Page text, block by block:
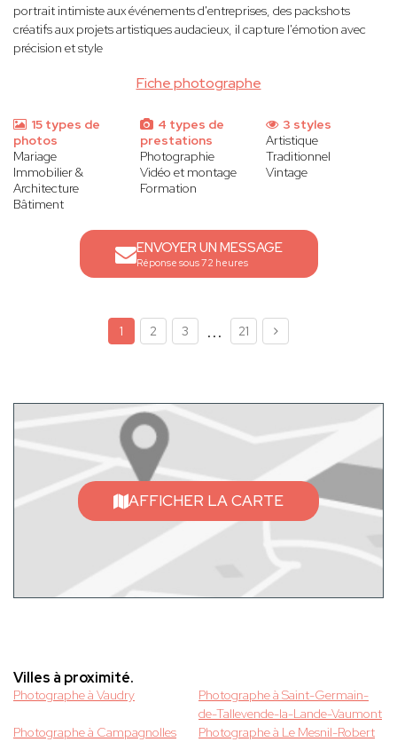
Fiche photographe
portrait intimiste aux événements d'entreprises, des packshots
créatifs aux projets artistiques audacieux, il capture l'émotion avec
précision et style
15 types de
photos
Mariage
Immobilier &
Architecture
Bâtiment
4 types de
prestations
Photographie
Vidéo et montage
Formation
3 styles
Artistique
Traditionnel
Vintage
ENVOYER UN MESSAGE
Réponse sous 72 heures
1 2 3 ... 21
AFFICHER LA CARTE
Villes à proximité.
Photographe à Vaudry
Photographe à Saint-Germain-
de-Tallevende-la-Lande-Vaumont
Photographe à Campagnolles
Photographe à Le Mesnil-Robert